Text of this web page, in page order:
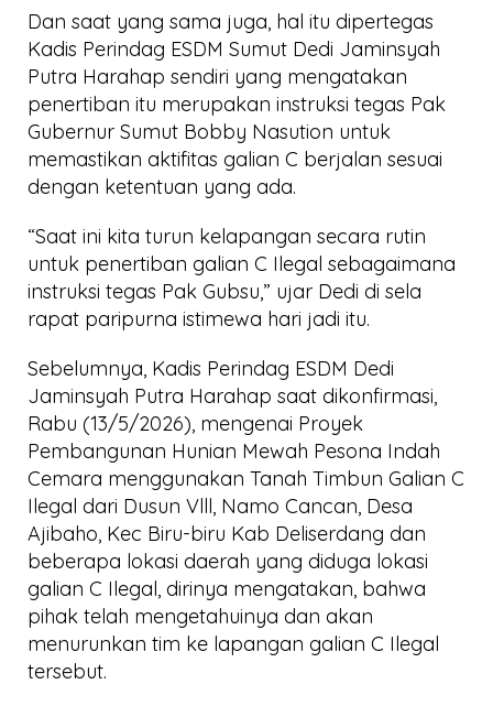
Dan saat yang sama juga, hal itu dipertegas
Kadis Perindag ESDM Sumut Dedi Jaminsyah
Putra Harahap sendiri yang mengatakan
penertiban itu merupakan instruksi tegas Pak
Gubernur Sumut Bobby Nasution untuk
memastikan aktifitas galian C berjalan sesuai
dengan ketentuan yang ada.
“Saat ini kita turun kelapangan secara rutin
untuk penertiban galian C Ilegal sebagaimana
instruksi tegas Pak Gubsu,” ujar Dedi di sela
rapat paripurna istimewa hari jadi itu.
Sebelumnya, Kadis Perindag ESDM Dedi
Jaminsyah Putra Harahap saat dikonfirmasi,
Rabu (13/5/2026), mengenai Proyek
Pembangunan Hunian Mewah Pesona Indah
Cemara menggunakan Tanah Timbun Galian C
Ilegal dari Dusun Vlll, Namo Cancan, Desa
Ajibaho, Kec Biru-biru Kab Deliserdang dan
beberapa lokasi daerah yang diduga lokasi
galian C Ilegal, dirinya mengatakan, bahwa
pihak telah mengetahuinya dan akan
menurunkan tim ke lapangan galian C Ilegal
tersebut.